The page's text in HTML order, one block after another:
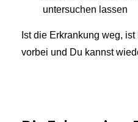
untersuchen lassen
Ist die Erkrankung weg,
vorbei und Du kannst